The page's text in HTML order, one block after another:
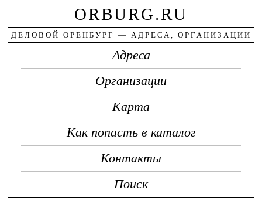
ORBURG.RU
ДЕЛОВОЙ ОРЕНБУРГ — АДРЕСА, ОРГАНИЗАЦИИ
Адреса
Организации
Карта
Как попасть в каталог
Контакты
Поиск